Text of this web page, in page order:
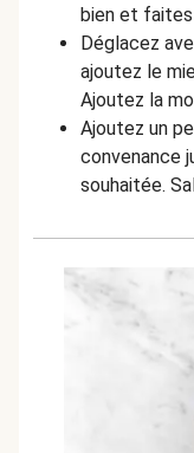
bien et faites
Déglacez
ajoutez le
Ajoutez la
Ajoutez un
convenance
souhaitée.